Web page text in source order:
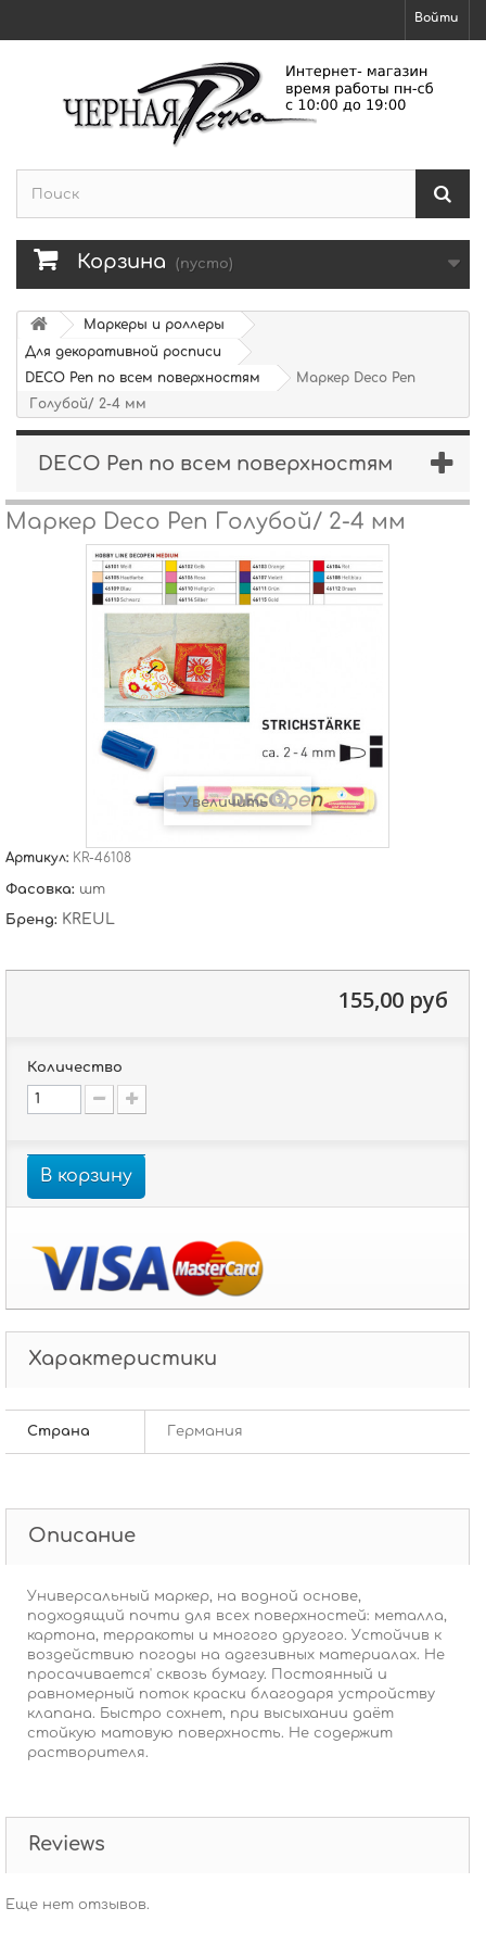
Войти
Корзина (пусто)
Маркеры и роллеры
Для декоративной росписи
DECO Pen по всем поверхностям
Маркер Deco Pen
Голубой/ 2-4 мм
DECO Pen по всем поверхностям
Маркер Deco Pen Голубой/ 2-4 мм
Увеличить
Артикул: KR-46108
Фасовка: шт
Бренд: KREUL
155,00 руб
Количество
В корзину
Характеристики
Страна Германия
Описание
Универсальный маркер, на водной основе,
подходящий почти для всех поверхностей: металла,
картона, терракоты и многого другого. Устойчив к
воздействию погоды на адгезивных материалах. Не
просачивается' сквозь бумагу. Постоянный и
равномерный поток краски благодаря устройству
клапана. Быстро сохнет, при высыхании даёт
стойкую матовую поверхность. Не содержит
растворителя.
Reviews
Еще нет отзывов.